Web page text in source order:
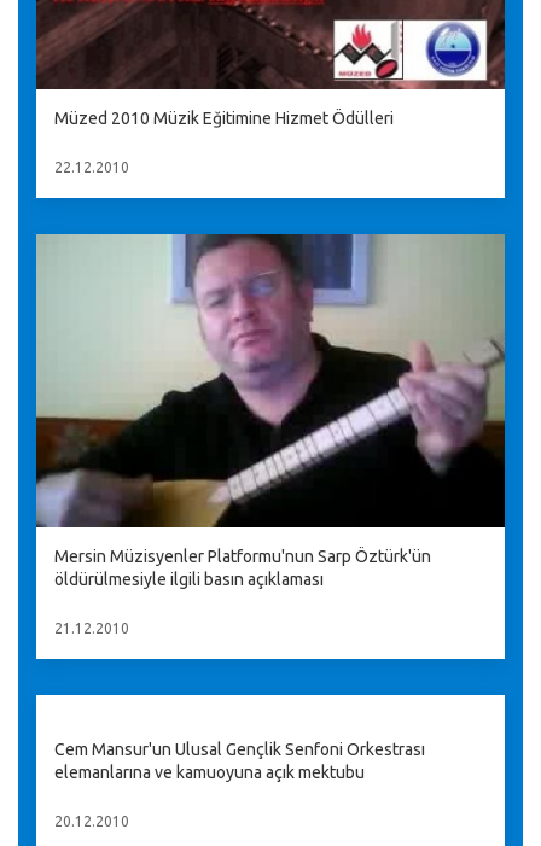
Müzed 2010 Müzik Eğitimine Hizmet Ödülleri
22.12.2010
Mersin Müzisyenler Platformu'nun Sarp Öztürk'ün
öldürülmesiyle ilgili basın açıklaması
21.12.2010
Cem Mansur'un Ulusal Gençlik Senfoni Orkestrası
elemanlarına ve kamuoyuna açık mektubu
20.12.2010